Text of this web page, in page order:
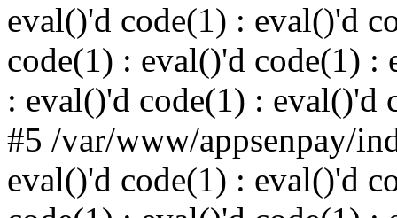
eval()'d code(1) : eval()'d
code(1) : eval()'d code(1) :
: eval()'d code(1) : eval()'d
#5 /var/www/appsenpay/
eval()'d code(1) : eval()'d